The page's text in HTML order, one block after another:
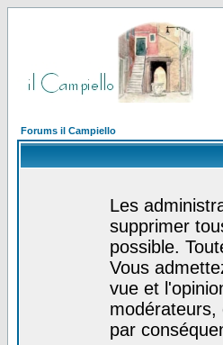
Forums il Campiello
Les
supprimer
possible.
Vous
vue et
par